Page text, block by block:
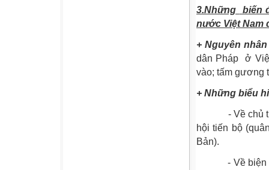
3.Những
biến
nước Việt Nam
+ Nguyên
dân Pháp
ở
vào; tấm gương
+ Những biểu
- Về chủ
hội tiến bộ
Bản).
- Về biện